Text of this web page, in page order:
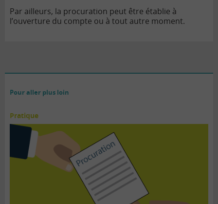
Par ailleurs, la procuration peut être établie à
l’ouverture du compte ou à tout autre moment.
Pour aller plus loin
Pratique